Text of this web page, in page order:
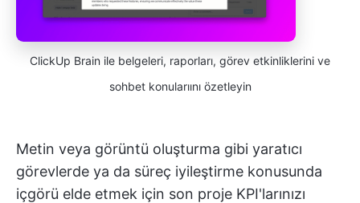
ClickUp Brain ile belgeleri, raporları, görev etkinliklerini ve
sohbet konularıını özetleyin
Metin veya görüntü oluşturma gibi yaratıcı
görevlerde ya da süreç iyileştirme konusunda
içgörü elde etmek için son proje KPI'larınızı